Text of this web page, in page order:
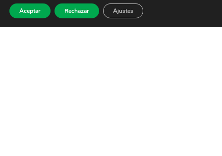
Aceptar Rechazar Ajustes